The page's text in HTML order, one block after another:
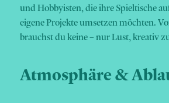
und Hobbyisten, die ihre Spieltische
eigene Projekte umsetzen möchten.
brauchst du keine – nur Lust, kreativ
Atmosphäre &